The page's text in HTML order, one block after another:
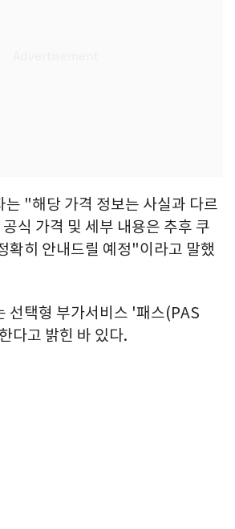
는 "해당 가격 정보는 사실과 다르
식 가격 및 세부 내용은 추후 쿠
확히 안내드릴 예정"이라고 말했
선택형 부가서비스 '패스(PAS
다고 밝힌 바 있다.